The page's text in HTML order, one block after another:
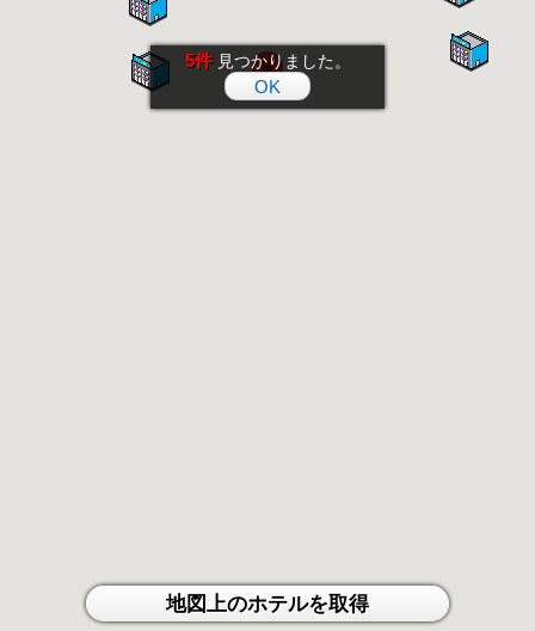
5件見つかりました。
OK
地図上のホテルを取得